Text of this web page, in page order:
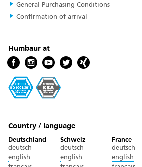
General Purchasing Conditions
Confirmation of arrival
Humbaur at
Country / language
Deutschland
deutsch
english
Schweiz
deutsch
english
France
deutsch
english